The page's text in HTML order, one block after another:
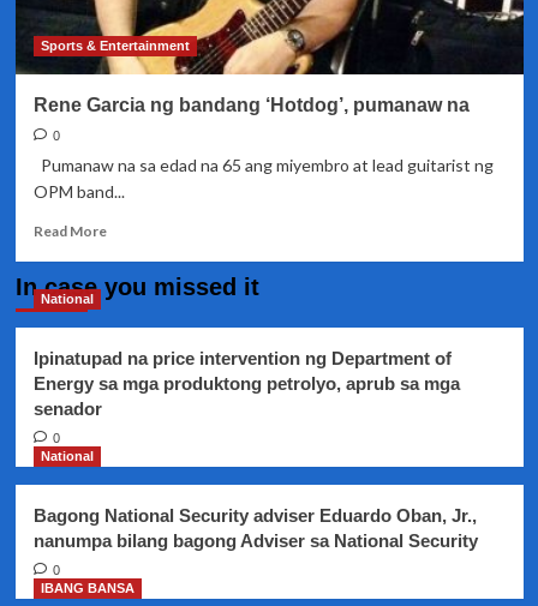
Sports & Entertainment
Rene Garcia ng bandang ‘Hotdog’, pumanaw na
0
Pumanaw na sa edad na 65 ang miyembro at lead guitarist ng
OPM band...
Read MoreRead
Rene
bandang
‘Hotdog’,
In case you missed it
National
Ipinatupad na price intervention ng Department of
Energy sa mga produktong petrolyo, aprub sa mga
senador
0
National
Bagong National Security adviser Eduardo Oban, Jr.,
nanumpa bilang bagong Adviser sa National Security
0
IBANG BANSA